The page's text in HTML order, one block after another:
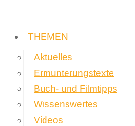
THEMEN
Aktuelles
Ermunterungstexte
Buch- und Filmtipps
Wissenswertes
Videos